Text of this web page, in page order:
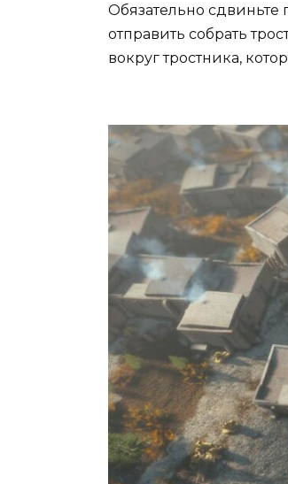
Обязательно сдвиньте
отправить собрать
вокруг тростника,